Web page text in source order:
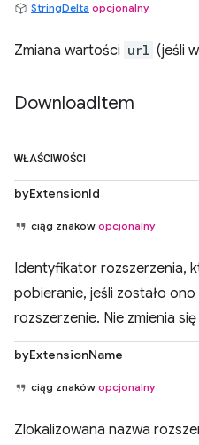
StringDelta opcjonalny
Zmiana wartości url (jeśli
DownloadItem
WŁAŚCIWOŚCI
byExtensionId
ciąg znaków opcjonalny
Identyfikator rozszerzenia,
pobieranie, jeśli zostało
rozszerzenie. Nie zmienia
byExtensionName
ciąg znaków opcjonalny
Zlokalizowana nazwa